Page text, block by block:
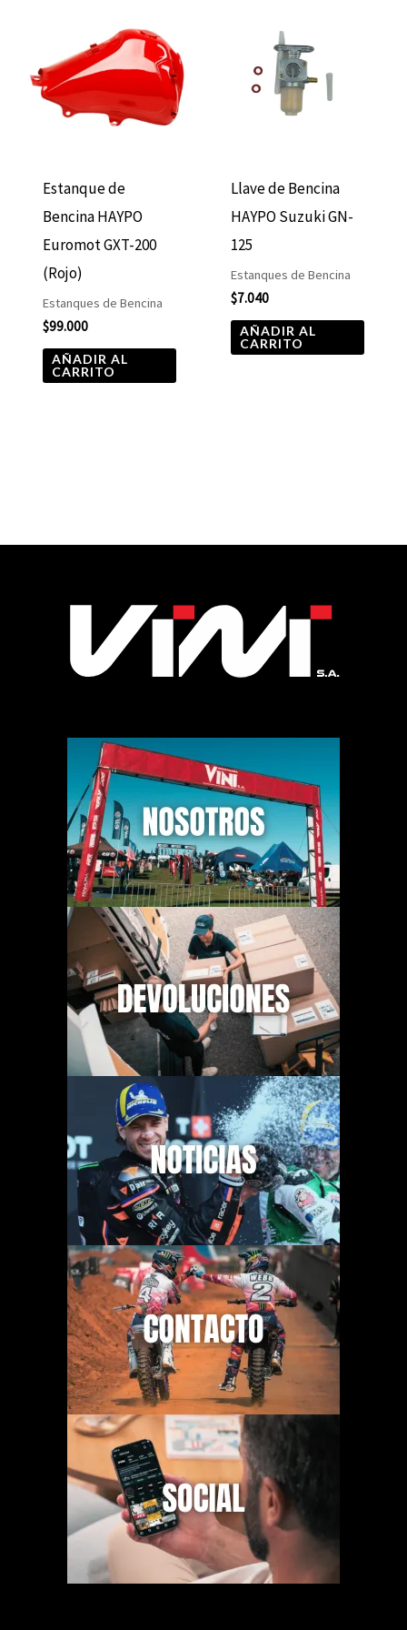
Estanque de
Bencina HAYPO
Euromot GXT-200
(Rojo)
Estanques de Bencina
$99.000
AÑADIR AL
CARRITO
Llave de Bencina
HAYPO Suzuki GN-
125
Estanques de Bencina
$7.040
AÑADIR AL
CARRITO